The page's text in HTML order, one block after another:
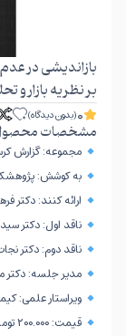
بازاندیشی در
بر نظریه بازار و
0(بدون دیدگاه)
مشخصات
مجموعه: گزارش
به کوشش:
ارائه کنند: دکتر
ناقد اول: دکتر
ناقد دوم: دکتر
مدیر جلسه:
ویراستار علمی:
قیمت: ۲۰۰.۰۰۰ تومان